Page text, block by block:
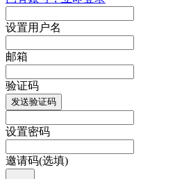
设置用户名
邮箱
验证码
发送验证码
设置密码
邀请码(选填)